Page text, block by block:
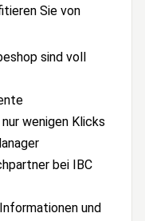
Sie von
sind voll
wenigen Klicks
bei IBC
und